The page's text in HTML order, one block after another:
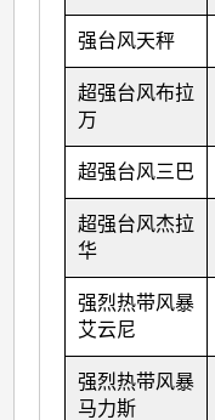
强台风天秤
超强台风布拉
万
超强台风三巴
超强台风杰拉
华
强烈热带风暴
艾云尼
强烈热带风暴
马力斯